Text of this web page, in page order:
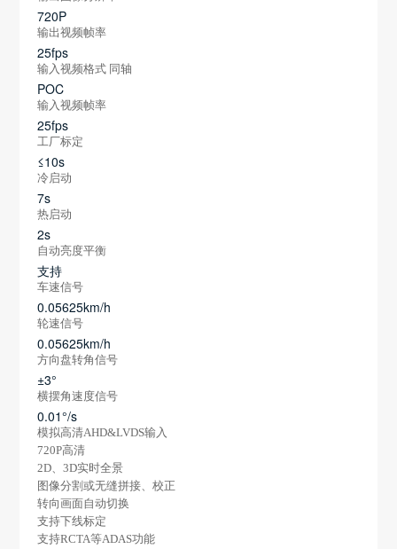
720P
输出视频帧率
25fps
输入视频格式 同轴
POC
输入视频帧率
25fps
工厂标定
≤10s
冷启动
7s
热启动
2s
自动亮度平衡
支持
车速信号
0.05625km/h
轮速信号
0.05625km/h
方向盘转角信号
±3°
横摆角速度信号
0.01°/s
模拟高清AHD&LVDS输入
720P高清
2D、3D实时全景
图像分割或无缝拼接、校正
转向画面自动切换
支持下线标定
支持RCTA等ADAS功能